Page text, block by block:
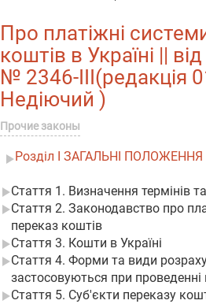
Про платіжні
коштів в Україні ||
№ 2346-III(редакція
Недіючий )
Прочие законы
Розділ I ЗАГАЛЬНІ ПОЛОЖЕННЯ
Стаття 1. Визначення термінів
Стаття 2. Законодавство про
переказ коштів
Стаття 3. Кошти в Україні
Стаття 4. Форми та види
застосовуються при проведенні
Стаття 5. Суб'єкти переказу